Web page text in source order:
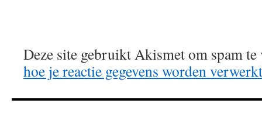
Deze site gebruikt Akismet om spam
hoe je reactie gegevens worden verwerkt